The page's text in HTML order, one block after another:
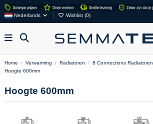
Nederlands Wishlist (0)
Home Verwarming Radiatoren 8 Connections Radiatoren
Hoogte 600mm
Hoogte 600mm